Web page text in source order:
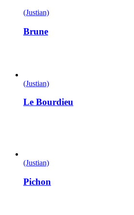
(Justian)
Brune
(Justian)
Le Bourdieu
(Justian)
Pichon